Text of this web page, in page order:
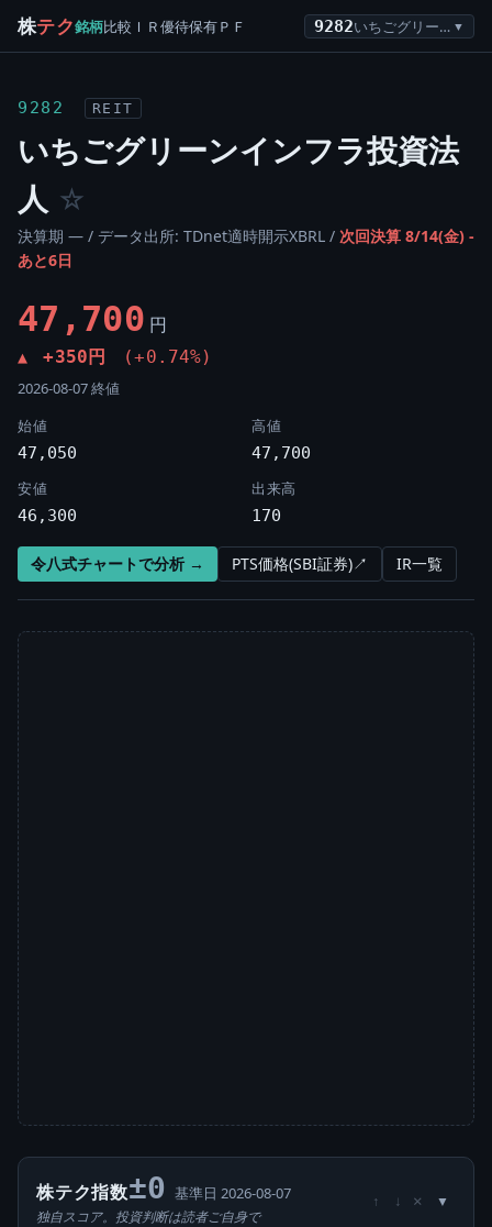
株テク銘柄比較 ＩＲ優待保有ＰＦ 9282 いちごグリーンインフラ投資法人 ▼
9282 REIT
いちごグリーンインフラ投資法
人 ☆
決算期 — / データ出所: TDnet適時開示XBRL / 次回決算 8/14(金) -
あと6日
47,700 円
▲ +350円 (+0.74%)
2026-08-07 終値
始値
47,050
高値
47,700
安値
46,300
出来高
170
令八式チャートで分析 → PTS価格(SBI証券)↗ IR一覧
株テク指数±0 基準日 2026-08-07
独自スコア。投資判断は読者ご自身で
↑ ↓ ×